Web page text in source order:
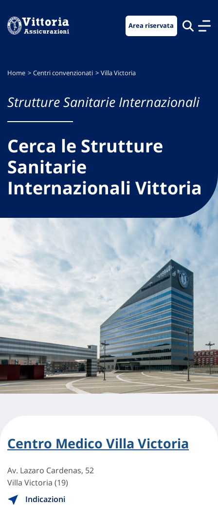
menu
contenuto
footer
Area riservata
Home Centri convenzionati Villa Victoria
Strutture Sanitarie Internazionali
Cerca le Strutture
Sanitarie
Internazionali Vittoria
Centro Medico Villa Victoria
Av. Lazaro Cardenas, 52
Villa Victoria (19)
Indicazioni